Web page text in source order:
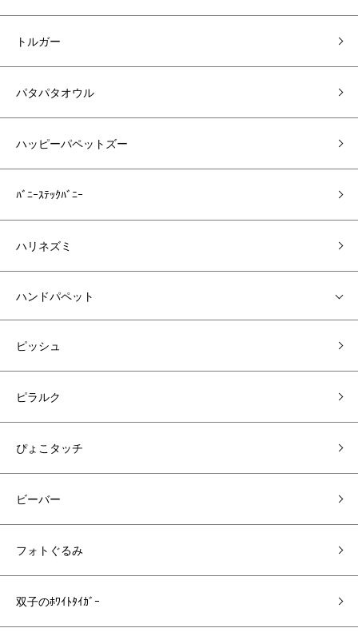
トルガー
パタパタオウル
ハッピーパペットズー
ﾊﾞﾆｰｽﾃｯｸﾊﾞﾆｰ
ハリネズミ
ハンドパペット
ピッシュ
ピラルク
ぴょこタッチ
ビーバー
フォトぐるみ
双子のﾎﾜｲﾄﾀｲｶﾞｰ